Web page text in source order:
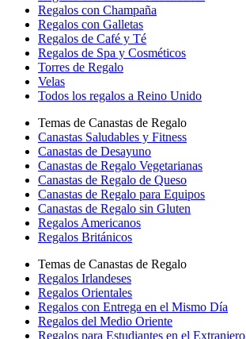
Regalos con Champaña
Regalos con Galletas
Regalos de Café y Té
Regalos de Spa y Cosméticos
Torres de Regalo
Velas
Todos los regalos a Reino Unido
Temas de Canastas de Regalo
Canastas Saludables y Fitness
Canastas de Desayuno
Canastas de Regalo Vegetarianas
Canastas de Regalo de Queso
Canastas de Regalo para Equipos
Canastas de Regalo sin Gluten
Regalos Americanos
Regalos Británicos
Temas de Canastas de Regalo
Regalos Irlandeses
Regalos Orientales
Regalos con Entrega en el Mismo Día
Regalos del Medio Oriente
Regalos para Estudiantes en el Extranjero